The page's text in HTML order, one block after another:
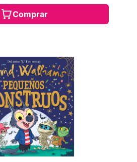
Comprar